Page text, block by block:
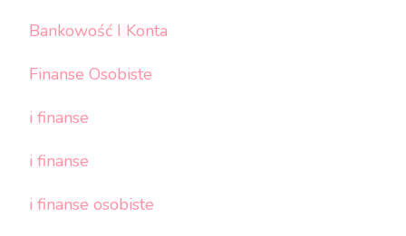
Bankowość I Konta
Finanse Osobiste
i finanse
i finanse
i finanse osobiste